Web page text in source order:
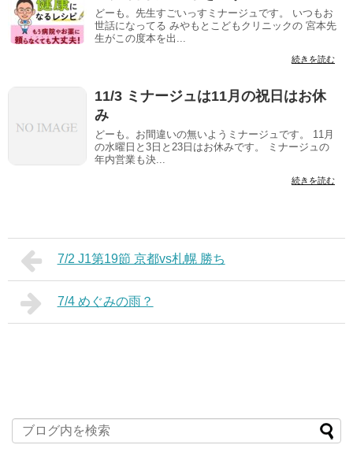
どーも。先生すごいっすミナージュです。 いつもお
世話になってる みやもとこどもクリニックの 宮本先
生がこの度本を出...
続きを読む
11/3 ミナージュは11月の祝日はお休
み
どーも。お間違いの無いようミナージュです。 11月
の水曜日と3日と23日はお休みです。 ミナージュの
年内営業も決...
続きを読む
7/2 J1第19節 京都vs札幌 勝ち
7/4 めぐみの雨？